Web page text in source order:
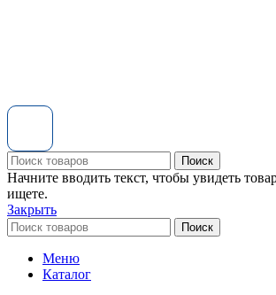
Поиск
Начните вводить текст, чтобы увидеть
ищете.
Закрыть
Поиск
Меню
Каталог